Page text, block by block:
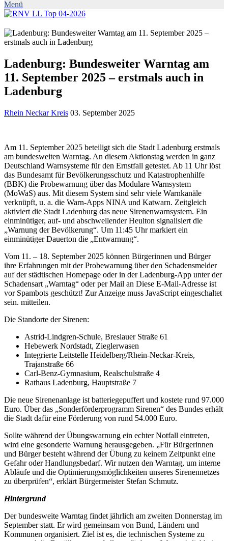
Ladenburg: Bundesweiter Warntag am
11. September 2025 – erstmals auch in
Ladenburg
Rhein Neckar Kreis 03. September 2025
Am 11. September 2025 beteiligt sich die Stadt Ladenburg erstmals
am bundesweiten Warntag. An diesem Aktionstag werden in ganz
Deutschland Warnsysteme für den Ernstfall getestet. Ab 11 Uhr löst
das Bundesamt für Bevölkerungsschutz und Katastrophenhilfe
(BBK) die Probewarnung über das Modulare Warnsystem
(MoWaS) aus. Mit diesem System sind sehr viele Warnkanäle
verknüpft, u. a. die Warn-Apps NINA und Katwarn. Zeitgleich
aktiviert die Stadt Ladenburg das neue Sirenenwarnsystem. Ein
einminütiger, auf- und abschwellender Heulton signalisiert die
„Warnung der Bevölkerung“. Um 11:45 Uhr markiert ein
einminütiger Dauerton die „Entwarnung“.
Vom 11. – 18. September 2025 können Bürgerinnen und Bürger
ihre Erfahrungen mit der Probewarnung über den Schadensmelder
auf der städtischen Homepage oder in der Ladenburg-App unter der
Schadensart „Warntag“ oder per Mail an Diese E-Mail-Adresse ist
vor Spambots geschützt! Zur Anzeige muss JavaScript eingeschaltet
sein. mitteilen.
Die Standorte der Sirenen:
Astrid-Lindgren-Schule, Breslauer Straße 61
Hebewerk Nordstadt, Zieglerwasen
Integrierte Leitstelle Heidelberg/Rhein-Neckar-Kreis,
Trajanstraße 66
Carl-Benz-Gymnasium, Realschulstraße 4
Rathaus Ladenburg, Hauptstraße 7
Die neue Sirenenanlage ist batteriegepuffert und kostete rund 97.000
Euro. Über das „Sonderförderprogramm Sirenen“ des Bundes erhält
die Stadt dafür eine Förderung von rund 54.000 Euro.
Sollte während der Übungswarnung ein echter Notfall eintreten,
wird eine gesonderte Warnung herausgegeben. „Für Bürgerinnen
und Bürger besteht während der Übung zu keinem Zeitpunkt eine
Gefahr oder Handlungsbedarf. Wir nutzen den Warntag, um interne
Abläufe und die Optimierungsmöglichkeiten unseres Sirenennetzes
zu überprüfen“, erklärt Bürgermeister Stefan Schmutz.
Hintergrund
Der bundesweite Warntag findet jährlich am zweiten Donnerstag im
September statt. Er wird gemeinsam von Bund, Ländern und
Kommunen organisiert. Ziel ist es, die technischen Systeme zu